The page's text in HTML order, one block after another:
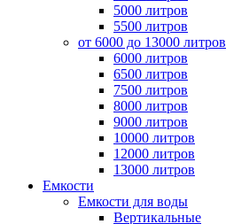
5000 литров
5500 литров
от 6000 до 13000 литров
6000 литров
6500 литров
7500 литров
8000 литров
9000 литров
10000 литров
12000 литров
13000 литров
Емкости
Емкости для воды
Вертикальные